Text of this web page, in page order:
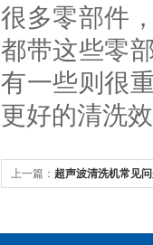
很多零部件
都带这些零
有一些则很
更好的清洗
上一篇： 超声波清洗机常见